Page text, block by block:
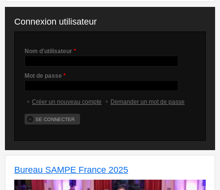
Connexion utilisateur
Nom d'utilisateur *
Mot de passe *
Créer un nouveau compte Demander un mot de passe
Bureau SAMPE France 2025